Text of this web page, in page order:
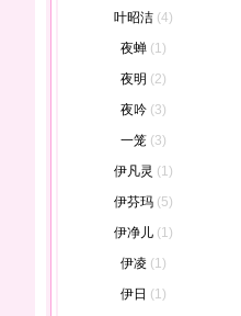
叶昭洁 (4)
夜蝉 (1)
夜明 (2)
夜吟 (3)
一笼 (3)
伊凡灵 (1)
伊芬玛 (5)
伊净儿 (1)
伊凌 (1)
伊日 (1)